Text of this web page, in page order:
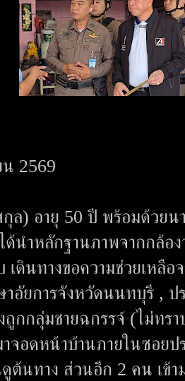
2569
ล) อายุ 50 ปี พร้อมด้วย
ด้นำหลักฐานภาพจากกล้อ
เดินทางขอความช่วยเหลื
อัยการจังหวัดนนทบุรี , ป
ถูกกลุ่มชายฉกรรจ์ (ไม่ท
าจอดหน้าบ้านภายในซอย
นทาง ส่วนอีก 2 คน เข้า